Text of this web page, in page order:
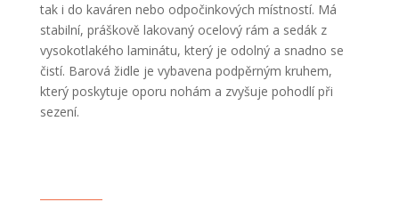
tak i do kaváren nebo odpočinkových místností. Má
stabilní, práškově lakovaný ocelový rám a sedák z
vysokotlakého laminátu, který je odolný a snadno se
čistí. Barová židle je vybavena podpěrným kruhem,
který poskytuje oporu nohám a zvyšuje pohodlí při
sezení.